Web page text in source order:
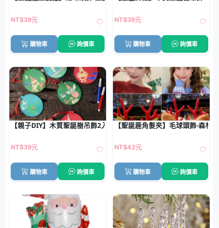
NT$39元
購物車 詢價車
NT$39元
購物車 詢價車
【親子DIY】木質聖誕樹吊飾2入-創意彩繪裝飾
NT$39元
購物車 詢價車
【聖誕鹿角髮夾】毛球頭飾-森林
NT$42元
購物車 詢價車